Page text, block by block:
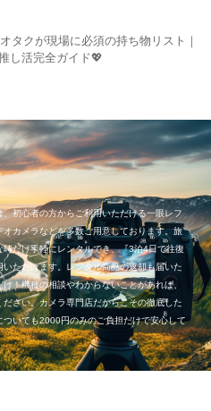
タクが現場に必須の持ち物リスト｜
し活完全ガイド💖
初心者の方からご利用いただける一眼レフ
カメラなどを多数ご用意しております。旅
だけ手軽にレンタルでき、『3泊4日で往復
ただけます。レンタル商品の返却も届いた
！機種の相談やわからないことがあれば、
さい。カメラ専門店だからこその徹底した
いても2000円のみのご負担だけで安心して